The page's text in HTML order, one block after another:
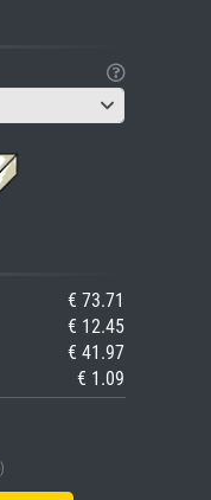
€ 73.71
€ 12.45
€ 41.97
€ 1.09